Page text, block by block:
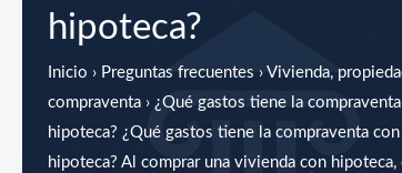
de
gananciales
y
separación
de
hipoteca?
Inicio › Preguntas frecuentes › Vivienda,
compraventa › ¿Qué gastos tiene la
hipoteca? ¿Qué gastos tiene la compraventa con
hipoteca? Al comprar una vivienda con hipoteca,